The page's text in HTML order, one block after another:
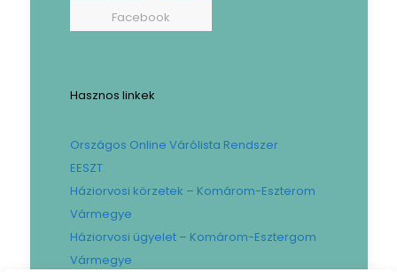
Facebook
Hasznos linkek
Országos Online Várólista Rendszer
EESZT
Háziorvosi körzetek – Komárom-Eszterom
Vármegye
Háziorvosi ügyelet – Komárom-Esztergom
Vármegye